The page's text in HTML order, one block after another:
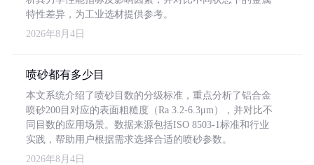
特性差异，为工业选材提供参考。
2026年8月4日
喷砂都有多少目
本文系统介绍了喷砂目数的分级标准，重点分析了铝合金
喷砂200目对应的表面粗糙度（Ra 3.2-6.3μm），并对比不
同目数的应用场景。数据来源包括ISO 8503-1标准和行业
实践，帮助用户根据需求选择合适的喷砂参数。
2026年8月4日